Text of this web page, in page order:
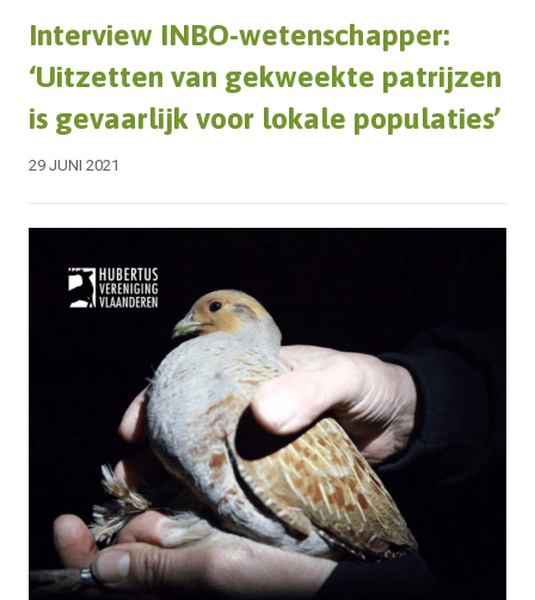
Interview INBO-wetenschapper:
‘Uitzetten van gekweekte patrijzen
is gevaarlijk voor lokale populaties’
29 JUNI 2021